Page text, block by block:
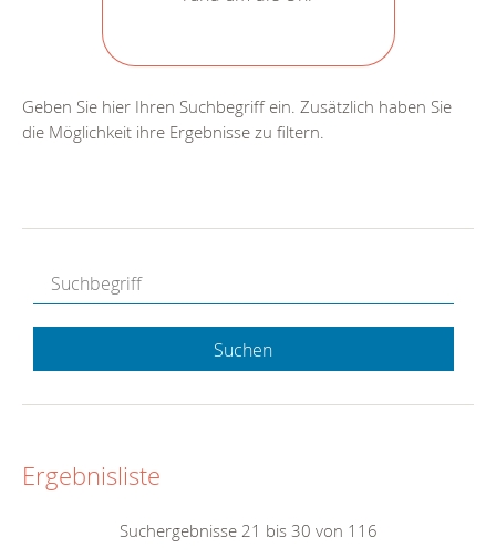
Geben Sie hier Ihren Suchbegriff ein. Zusätzlich haben Sie
die Möglichkeit ihre Ergebnisse zu filtern.
Suchen
Ergebnisliste
Suchergebnisse 21 bis 30 von 116